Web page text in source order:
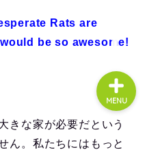
Rats are
be so awesome!
きな家が必要だという
ん。私たちにはもっと
MENU